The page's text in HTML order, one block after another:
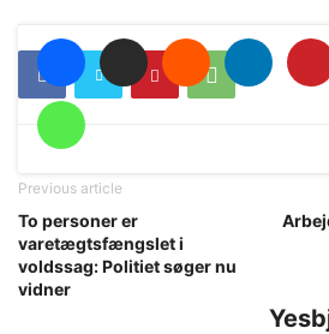
Previous article
To personer er
varetægtsfængslet i
voldssag: Politiet søger nu
vidner